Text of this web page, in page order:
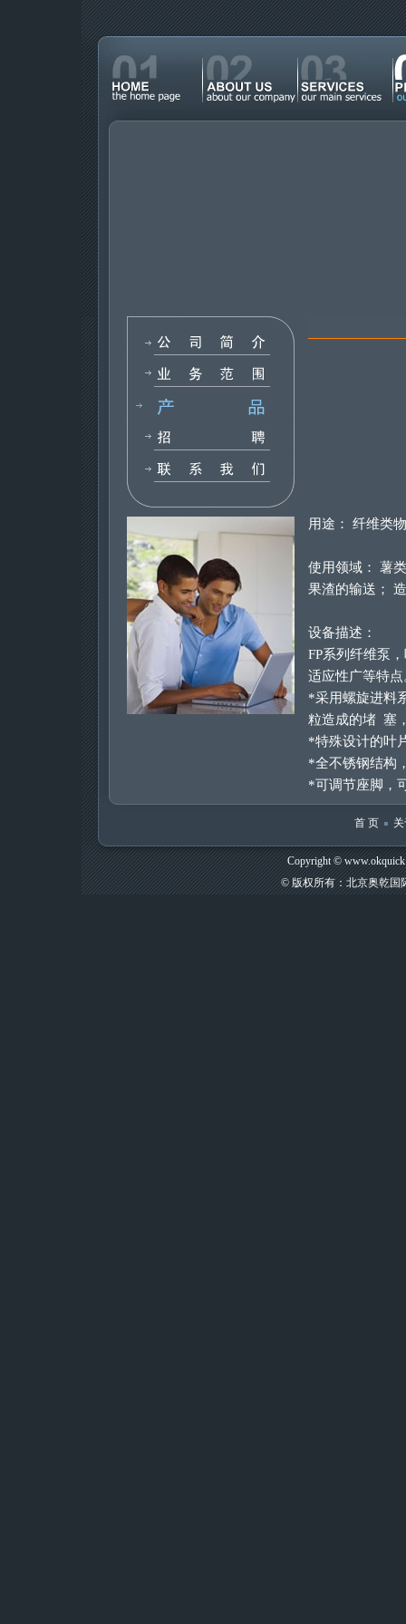
用途： 纤维类
使用领域： 薯
果渣的输送；
设备描述：
FP系列纤维泵
适应性广等特点
*采用螺旋进料
粒造成的堵 塞
*特殊设计的叶
*全不锈钢结构
*可调节座脚，
首 页
Copyright ©
© 版权所有：北京奥乾国